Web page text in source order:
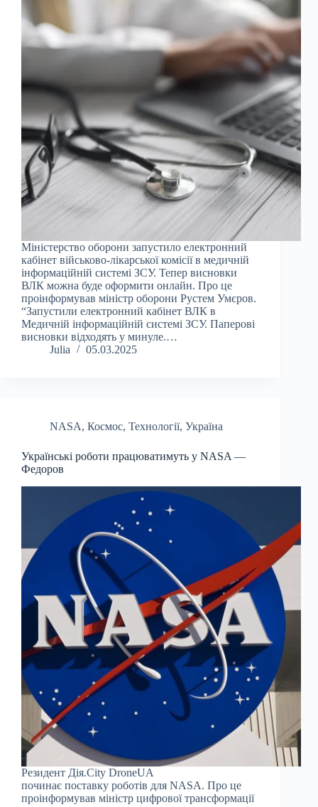
Міністерство оборони запустило електронний
кабінет військово-лікарської комісії в медичній
інформаційній системі ЗСУ. Тепер висновки
ВЛК можна буде оформити онлайн. Про це
проінформував міністр оборони Рустем Умєров.
“Запустили електронний кабінет ВЛК в
Медичній інформаційній системі ЗСУ. Паперові
висновки відходять у минуле.…
Julia
05.03.2025
NASA, Космос, Технології, Україна
Українські роботи працюватимуть у NASA —
Федоров
Резидент Дія.City DroneUA
починає поставку роботів для NASA. Про це
проінформував міністр цифрової трансформації